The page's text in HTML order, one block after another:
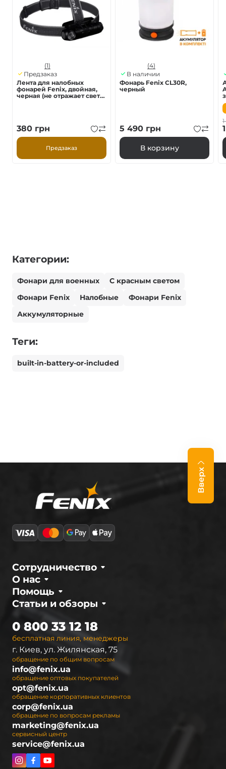
(1)
Предзаказ
Лента для налобных
фонарей Fenix, двойная,
черная (не отражает свет)
380 грн
Предзаказ
(4)
В наличии
Фонарь Fenix CL30R,
черный
5 490 грн
В корзину
Категории:
Фонари для военных
С красным светом
Фонари Fenix
Налобные
Фонари Fenix
Аккумуляторные
Теги:
built-in-battery-or-included
Вверх
О нас
Сотрудничество
Статьи и обзоры
Помощь
бесплатная линия, менеджеры
0 800 33 12 18
г. Киев, ул. Жилянская, 75
обращение по общим вопросам
info@fenix.ua
обращение оптовых покупателей
opt@fenix.ua
обращение корпоративных клиентов
corp@fenix.ua
обращение по вопросам рекламы
marketing@fenix.ua
сервисный центр
service@fenix.ua